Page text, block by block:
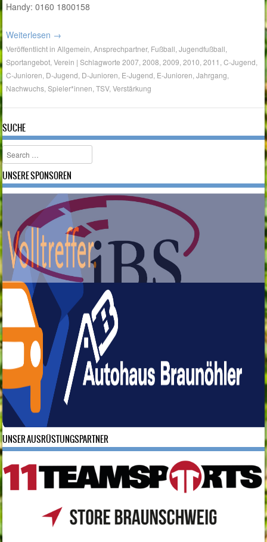
Handy: 0160 1800158
Weiterlesen →
Veröffentlicht inAllgemein,Ansprechpartner, Fußball,Jugendfußball,
Sportangebot,Verein |Schlagworte2007,2008,2009,2010,2011 ,C-Jugend,
C-Junioren, D-Jugend, D-Junioren, E-Jugend, E-Junioren,Jahrgang,
Nachwuchs,Spieler*innen,TSV,Verstärkung
SUCHE
Search
UNSERE SPONSOREN
UNSER AUSRÜSTUNGSPARTNER